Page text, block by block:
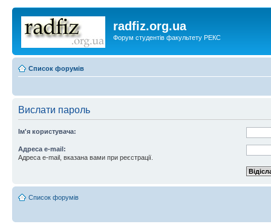
radfiz.org.ua
Форум студентів факультету РЕКС
Список форумів
Вислати пароль
Ім'я користувача:
Адреса e-mail:
Адреса e-mail, вказана вами при реєстрації.
Список форумів